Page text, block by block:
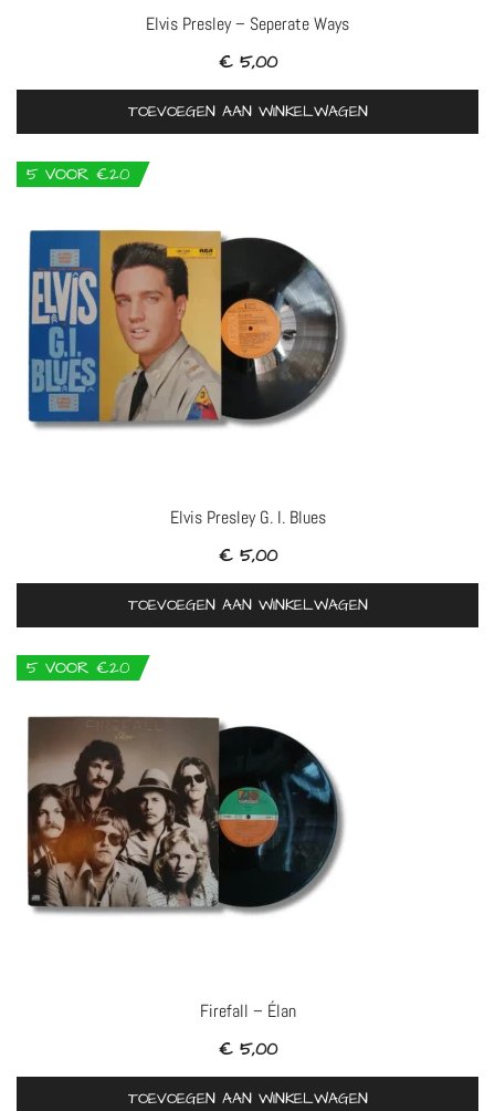
Elvis Presley – Seperate Ways
€5,00
TOEVOEGEN AAN WINKELWAGEN
5 VOOR €20
Elvis Presley G. I. Blues
€5,00
TOEVOEGEN AAN WINKELWAGEN
5 VOOR €20
Firefall – Élan
€5,00
TOEVOEGEN AAN WINKELWAGEN